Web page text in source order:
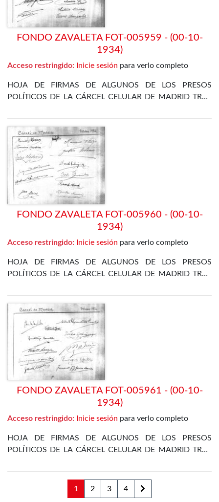
FONDO ZAVALETA FOT-005959 - (00-10-
1934)
Acceso restringido: Inicie sesión para verlo completo
HOJA DE FIRMAS DE ALGUNOS DE LOS PRESOS
POLÍTICOS DE LA CÁRCEL CELULAR DE MADRID TRAS
FONDO ZAVALETA FOT-005960 - (00-10-
1934)
Acceso restringido: Inicie sesión para verlo completo
HOJA DE FIRMAS DE ALGUNOS DE LOS PRESOS
POLÍTICOS DE LA CÁRCEL CELULAR DE MADRID TRAS
FONDO ZAVALETA FOT-005961 - (00-10-
1934)
Acceso restringido: Inicie sesión para verlo completo
HOJA DE FIRMAS DE ALGUNOS DE LOS PRESOS
POLÍTICOS DE LA CÁRCEL CELULAR DE MADRID TRAS
1 2 3 4